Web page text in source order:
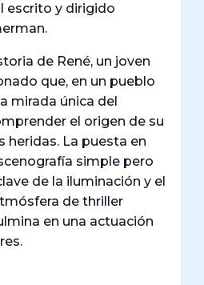
escrito y dirigido
de René, un joven
que, en un pueblo
mirada única del
el origen de su
heridas. La puesta en
simple pero
de la iluminación y el
de thriller
en una actuación